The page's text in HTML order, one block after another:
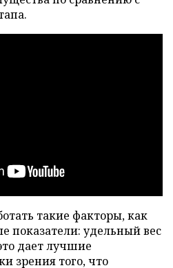
такие факторы, как
показатели: удельный вес
дает лучшие
зрения того, что